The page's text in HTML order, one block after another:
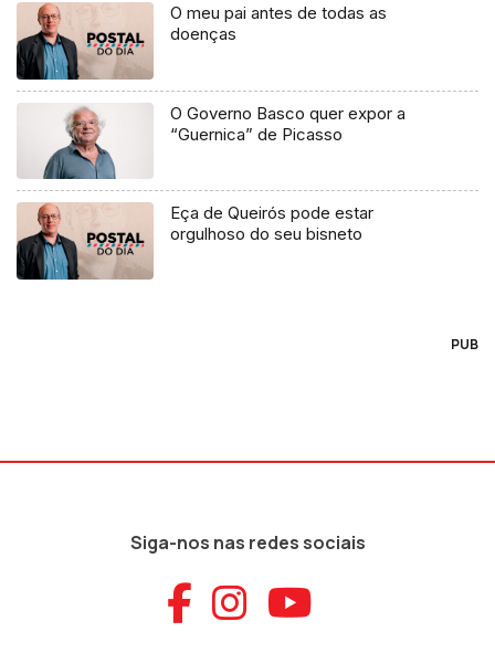
O meu pai antes de todas as
doenças
O Governo Basco quer expor a
“Guernica” de Picasso
Eça de Queirós pode estar
orgulhoso do seu bisneto
PUB
Siga-nos nas redes sociais
Aceder ao
Aceder ao
Aceder